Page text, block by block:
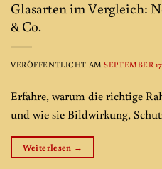
Glasarten im Vergleich:
& Co.
VERÖFFENTLICHT AMSEPTEMBER
Erfahre, warum die richtige
und wie sie Bildwirkung,
Weiterlesen →